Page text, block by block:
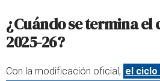
¿Cuándo se termina el
2025-26?
Con la modificación oficial, el ciclo